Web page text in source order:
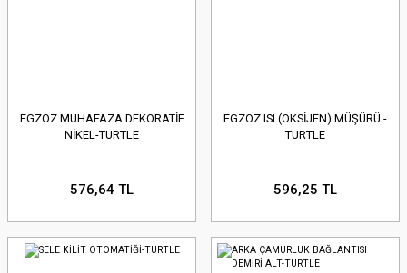
EGZOZ MUHAFAZA DEKORATİF
NİKEL-TURTLE
576,64 TL
EGZOZ ISI (OKSİJEN) MÜŞÜRÜ -
TURTLE
596,25 TL